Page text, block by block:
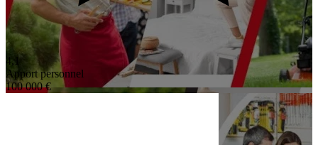
4,1
Apport personnel
100 000 €